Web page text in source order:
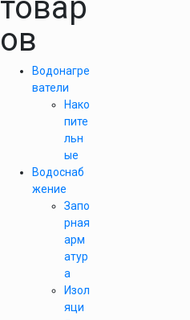
товар
ов
Водонагре
ватели
Нако
пите
льн
ые
Водоснаб
жение
Запо
рная
арм
атур
а
Изол
яци